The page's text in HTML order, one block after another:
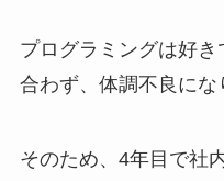
プログラミングは好
合わず、体調不良にな
そのため、4年目で社